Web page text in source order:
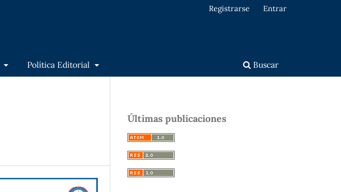
Política Editorial Buscar
Registrarse Entrar
Últimas publicaciones